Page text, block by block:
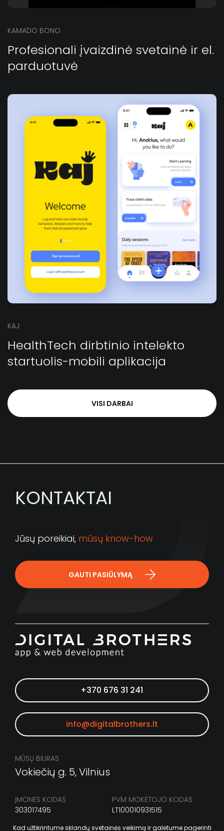
KAMADO BONO
Profesionali įvaizdinė svetainė ir el.
parduotuvė
KAJ
HealthTech dirbtinio intelekto
startuolis-mobili aplikacija
VISI DARBAI
KONTAKTAI
Jūsų poreikiai, mūsų know-how
GAUTI PASIŪLYMĄ
+370 676 31 241
info@digitalbrothers.lt
MŪSŲ BIURAS
Vokiečių g. 5, Vilnius
ĮMONĖS KODAS
303017495
PVM MOKĖTOJO KODAS
LT100010931515
Kad užtikrintume sklandų svetainės veikimą ir galėtume pagerinti